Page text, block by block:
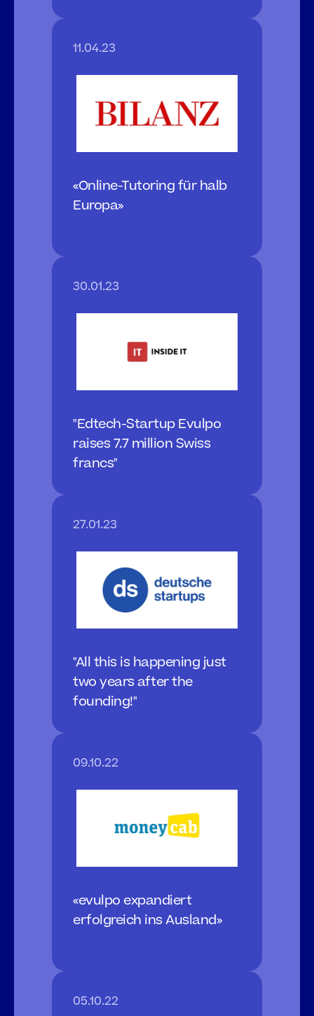
11.04.23
«Online-Tutoring für halb
Europa»
30.01.23
"Edtech-Startup Evulpo
raises 7.7 million Swiss
francs"
27.01.23
"All this is happening just
two years after the
founding!"
09.10.22
«evulpo expandiert
erfolgreich ins Ausland»
05.10.22